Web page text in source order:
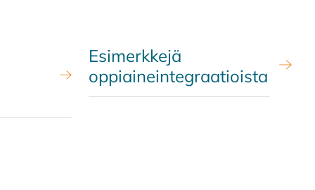
Esimerkkejä
oppiaineintegraatioista